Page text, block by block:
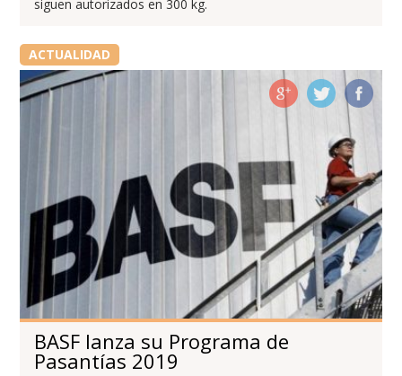
siguen autorizados en 300 kg.
ACTUALIDAD
BASF lanza su Programa de
Pasantías 2019